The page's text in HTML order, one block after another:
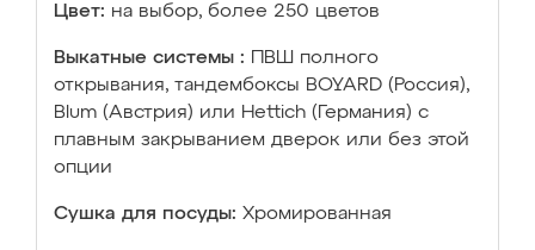
Цвет: на выбор, более 250 цветов
Выкатные системы :
ПВШ полного
открывания, тандембоксы BOYARD (Россия),
Blum (Австрия) или Hettich (Германия) с
плавным закрыванием дверок или без этой
опции
Сушка для посуды: Хромированная